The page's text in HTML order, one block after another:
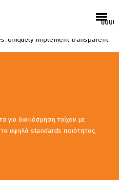
content vis-a-vis best-of-
Uniquely implement transparent
για διακόσμηση τοίχου με
υψηλά standards ποιότητας.